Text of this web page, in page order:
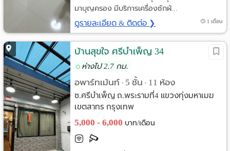
มาบุญครอง มีบริการเครื่องซักผ้...
ดูรายละเอียด & ติดต่อ ❯ 1 เดือน
บ้านสุขใจ ศรีบำเพ็ญ 34
ห่างไป 2.7 กม.
อพาร์ทเม้นท์ • 5 ชั้น • 11 ห้อง
ซ.ศรีบำเพ็ญ ถ.พระรามที่4 แขวงทุ่งมหาเมฆ
เขตสาทร กรุงเทพ
5,000 - 6,000 บาท/เดือน